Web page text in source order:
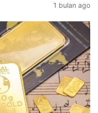
1 bulan ago